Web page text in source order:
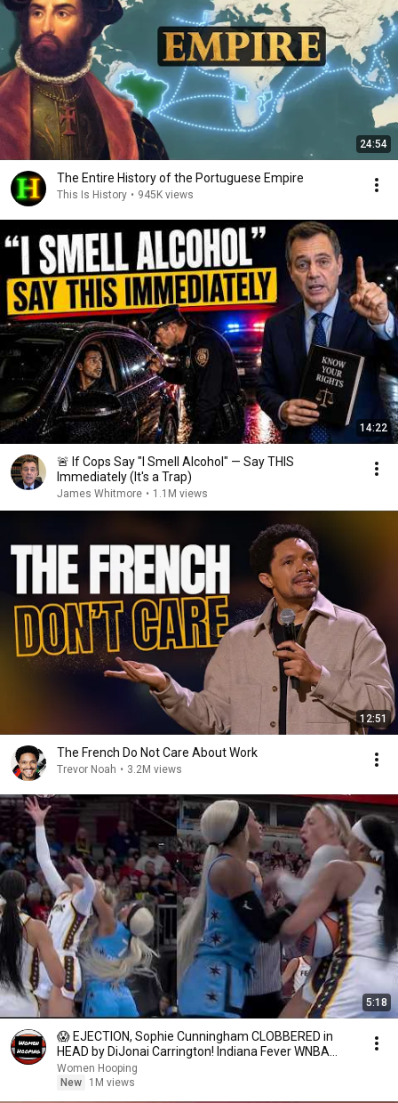
24:54
The Entire History of the Portuguese Empire
This Is History • 945K views
14:22
🚨 If Cops Say "I Smell Alcohol" — Say THIS
Immediately (It's a Trap)
James Whitmore • 1.1M views
12:51
The French Do Not Care About Work
Trevor Noah • 3.2M views
5:18
😱 EJECTION, Sophie Cunningham CLOBBERED in
HEAD by DiJonai Carrington! Indiana Fever WNBA
basketball
Women Hooping
New
1M views